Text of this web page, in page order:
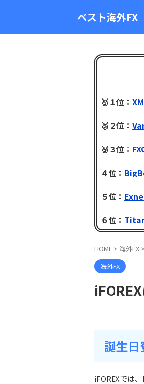
ベスト海外FX
🥇１位：
🥈２位：
🥉３位：
４位：
５位：
６位：
HOME > 海外FX >
海外FX
誕生日
iFOREXでは